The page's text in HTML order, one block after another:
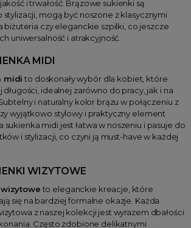
i trwałość. Brązowe sukienki są
mogą być noszone z klasycznymi
biżuteria czy eleganckie szpilki, co jeszcze
uniwersalność i atrakcyjność.
MIDI
midi to doskonały wybór dla kobiet, które
długości, idealnej zarówno do pracy, jak i na
i naturalny kolor brązu w połączeniu z
wyjątkowo stylowy i praktyczny element
midi jest łatwa w noszeniu i pasuje do
i stylizacji, co czyni ją must-have w każdej
WIZYTOWE
to eleganckie kreacje, które
się na bardziej formalne okazje. Każda
z naszej kolekcji jest wyrazem dbałości
Często zdobione delikatnymi